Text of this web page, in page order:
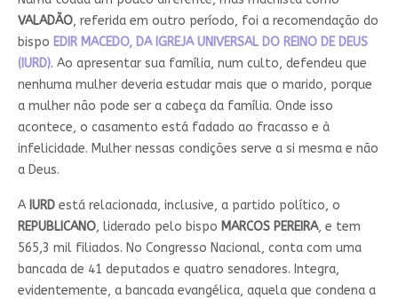
VALADÃO, referida em outro período, foi a recomendação do
bispo EDIR MACEDO, DA IGREJA UNIVERSAL DO REINO DE DEUS
(IURD). Ao apresentar sua família, num culto, defendeu que
nenhuma mulher deveria estudar mais que o marido, porque
a mulher não pode ser a cabeça da família. Onde isso
acontece, o casamento está fadado ao fracasso e à
infelicidade. Mulher nessas condições serve a si mesma e não
a Deus.
A IURDestá relacionada, inclusive, a partido político, o
REPUBLICANO, liderado pelo bispo MARCOS PEREIRA, e tem
565,3 mil filiados. No Congresso Nacional, conta com uma
bancada de 41 deputados e quatro senadores. Integra,
evidentemente, a bancada evangélica, aquela que condena a